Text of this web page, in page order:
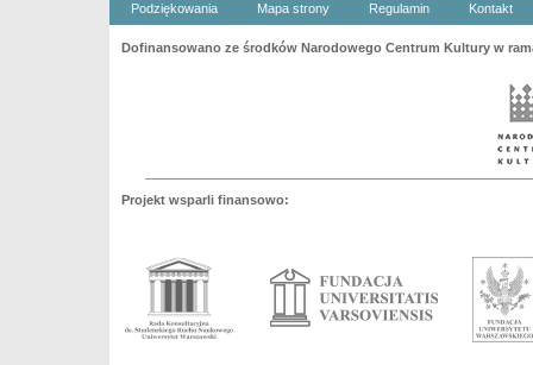
Podziękowania Mapa strony Regulamin Kontakt
Dofinansowano ze środków Narodowego Centrum Kultury w
Projekt wsparli finansowo: